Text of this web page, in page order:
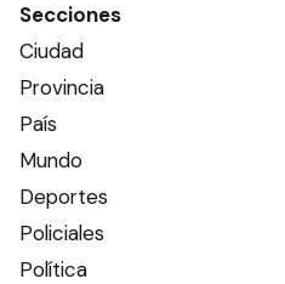
Secciones
Ciudad
Provincia
País
Mundo
Deportes
Policiales
Política